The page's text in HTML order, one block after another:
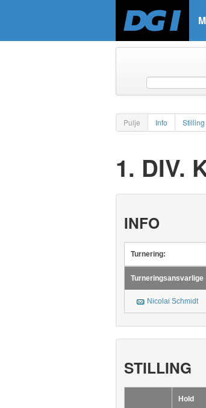
Pulje Info Stilling
1. DIV.
INFO
Turnering:
Turneringsansvarlige
Nicolai Schmidt
STILLING
Hold